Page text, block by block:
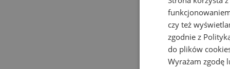
czy też
zgodnie z
do plików
Wyrażam zgodę